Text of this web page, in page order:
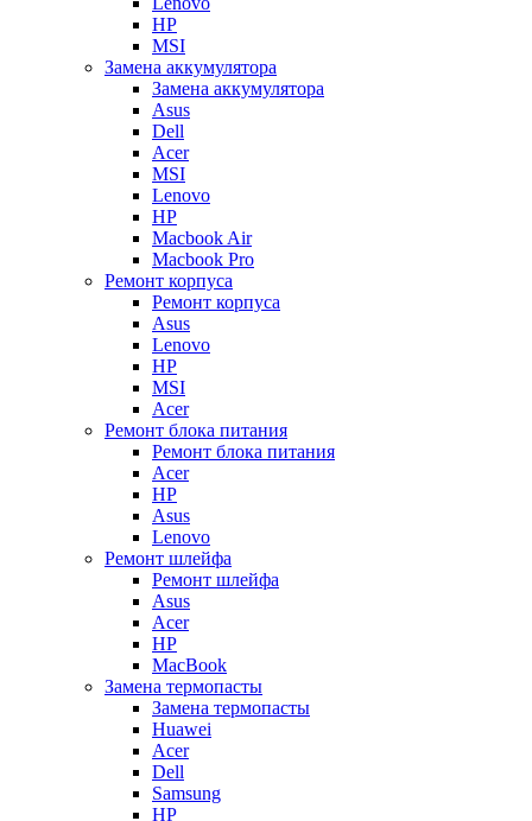
HP
MSI
Замена аккумулятора
Замена аккумулятора
Asus
Dell
Acer
MSI
Lenovo
HP
Macbook Air
Macbook Pro
Ремонт корпуса
Ремонт корпуса
Asus
Lenovo
HP
MSI
Acer
Ремонт блока питания
Ремонт блока питания
Acer
HP
Asus
Lenovo
Ремонт шлейфа
Ремонт шлейфа
Asus
Acer
HP
MacBook
Замена термопасты
Замена термопасты
Huawei
Acer
Dell
Samsung
HP